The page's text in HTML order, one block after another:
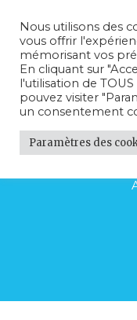
Festival
Nous utilisons des
vous offrir
mémorisant vos
En cliquant sur
l'utilisation de
pouvez visiter
un consentement
Paramètres des